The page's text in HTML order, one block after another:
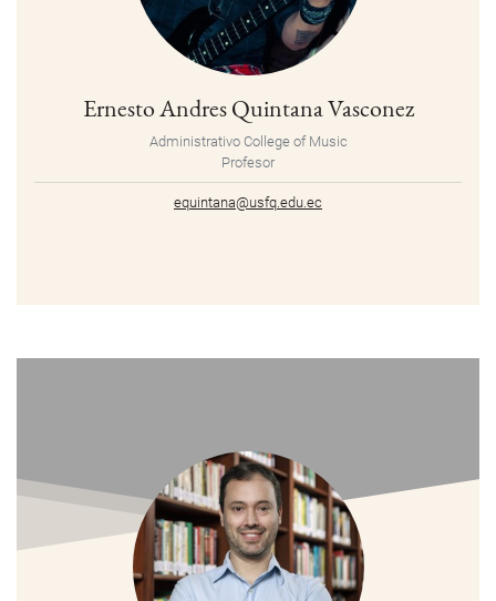
Ernesto Andres Quintana Vasconez
Administrativo College of Music
Profesor
equintana@usfq.edu.ec